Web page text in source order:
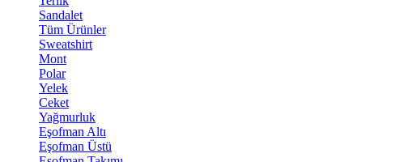
Sandalet
Tüm Ürünler
Sweatshirt
Mont
Polar
Yelek
Ceket
Yağmurluk
Eşofman Altı
Eşofman Üstü